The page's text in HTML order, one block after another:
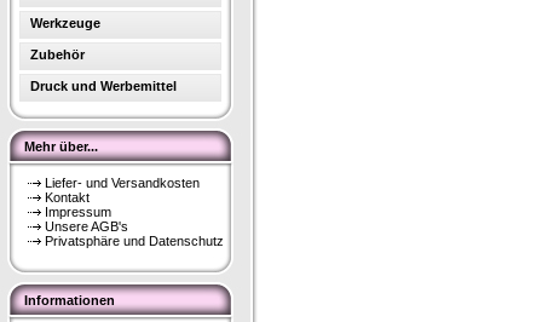
Werkzeuge
Zubehör
Druck und Werbemittel
Mehr über...
Liefer- und Versandkosten
Kontakt
Impressum
Unsere AGB's
Privatsphäre und Datenschutz
Informationen